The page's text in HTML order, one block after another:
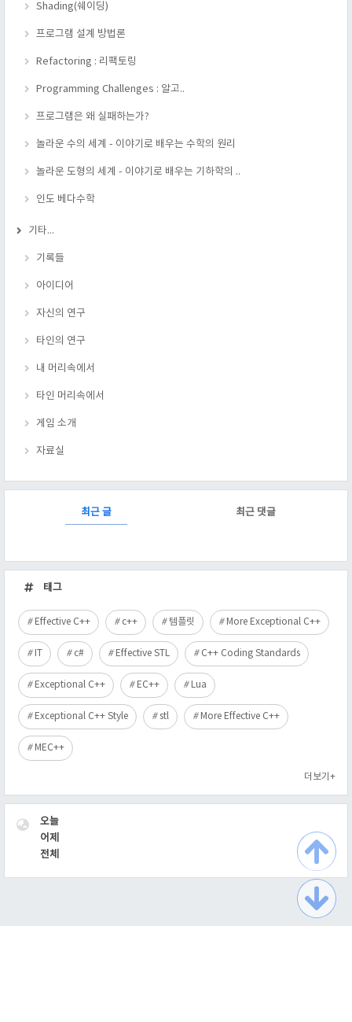
Shading(쉐이딩)
프로그램 설계 방법론
Refactoring : 리팩토링
Programming Challenges : 알고..
프로그램은 왜 실패하는가?
놀라운 수의 세계 - 이야기로 배우는 수학의 원리
놀라운 도형의 세계 - 이야기로 배우는 기하학의 ..
인도 베다수학
기타...
기록들
아이디어
자신의 연구
타인의 연구
내 머리속에서
타인 머리속에서
게임 소개
자료실
최근 글 최근 댓글
근
글
태그
Effective C++ c++ 템플릿 More Exceptional C++
IT c# Effective STL C++ Coding Standards
Exceptional C++ EC++ Lua
Exceptional C++ Style stl More Effective C++
MEC++
더보기+
VISITOR
오늘
어제
전체